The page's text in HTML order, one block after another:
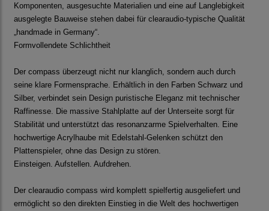
Komponenten, ausgesuchte Materialien und eine auf Langlebigkeit
ausgelegte Bauweise stehen dabei für clearaudio-typische Qualität
„handmade in Germany“.
Formvollendete Schlichtheit
Der compass überzeugt nicht nur klanglich, sondern auch durch
seine klare Formensprache. Erhältlich in den Farben Schwarz und
Silber, verbindet sein Design puristische Eleganz mit technischer
Raffinesse. Die massive Stahlplatte auf der Unterseite sorgt für
Stabilität und unterstützt das resonanzarme Spielverhalten. Eine
hochwertige Acrylhaube mit Edelstahl-Gelenken schützt den
Plattenspieler, ohne das Design zu stören.
Einsteigen. Aufstellen. Aufdrehen.
Der clearaudio compass wird komplett spielfertig ausgeliefert und
ermöglicht so den direkten Einstieg in die Welt des hochwertigen